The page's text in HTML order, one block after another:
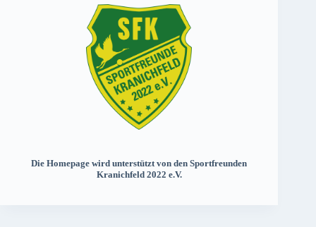
Die Homepage wird unterstützt von den Sportfreunden
Kranichfeld 2022 e.V.